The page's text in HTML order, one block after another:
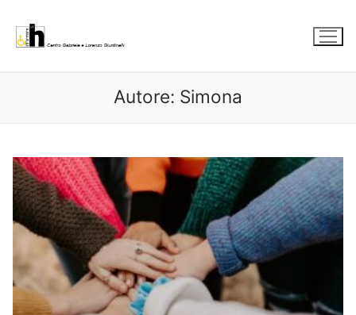
contenuto
Autore: Simona